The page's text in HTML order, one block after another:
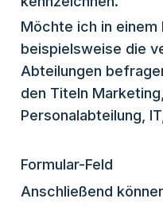
Möchte ich in
beispielsweise die
Abteilungen
den Titeln
Personalabteilung,
Formular-Feld
Anschließend